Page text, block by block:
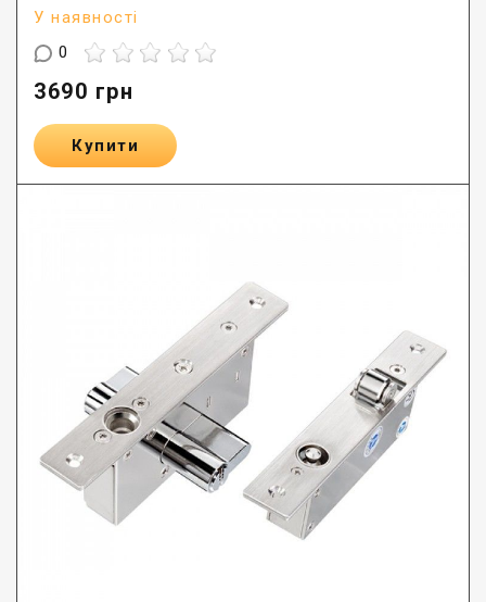
У наявності
0
3690 грн
Купити